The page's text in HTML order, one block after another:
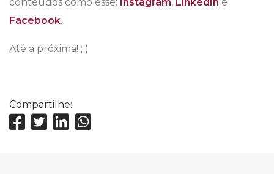
Facebook.
Até a próxima! ; )
Compartilhe: